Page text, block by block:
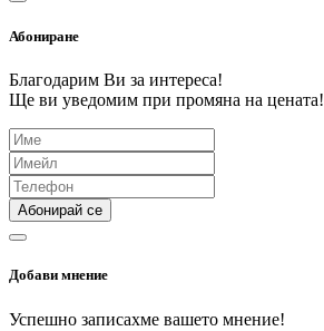
Абониране
Благодарим Ви за интереса!
Ще ви уведомим при промяна на цената!
Абонирай се
Добави мнение
Успешно записахме вашето мнение!